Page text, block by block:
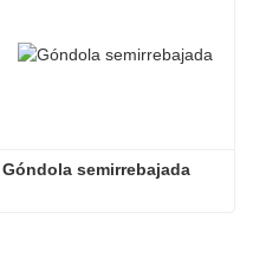
Góndola semirrebajada